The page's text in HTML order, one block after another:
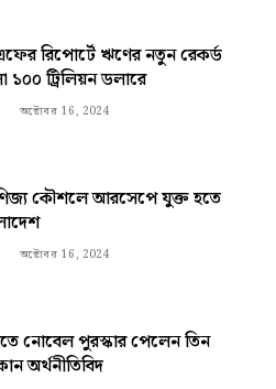
রিপোর্টে ঋণের নতুন রেকর্ড
ট্রিলিয়ন ডলারে
অক্টোবর 16, 2024
কৌশলে আরসেপে যুক্ত হতে
অক্টোবর 16, 2024
নোবেল পুরস্কার পেলেন তিন
অর্থনীতিবিদ